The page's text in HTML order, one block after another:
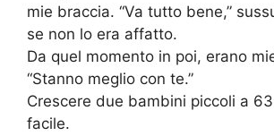
mie braccia. “Va tutto bene,”
se non lo era affatto.
Da quel momento in poi, erano
“Stanno meglio con te.”
Crescere due bambini piccoli a
facile.